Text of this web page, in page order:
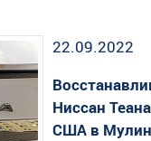
22.09.2022
Ниссан
США в